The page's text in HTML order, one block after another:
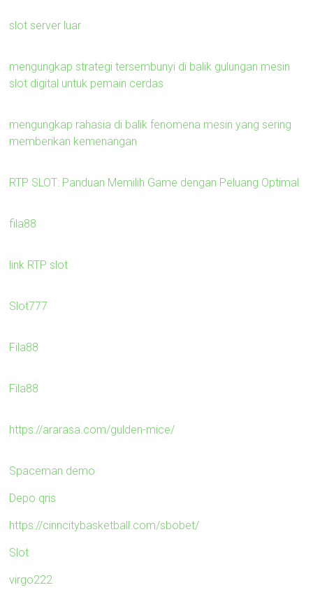
slot server luar
mengungkap strategi tersembunyi di balik gulungan mesin
slot digital untuk pemain cerdas
mengungkap rahasia di balik fenomena mesin yang sering
memberikan kemenangan
RTP SLOT: Panduan Memilih Game dengan Peluang Optimal
fila88
link RTP slot
Slot777
Fila88
Fila88
https://ararasa.com/gulden-mice/
Spaceman demo
Depo qris
https://cinncitybasketball.com/sbobet/
Slot
virgo222